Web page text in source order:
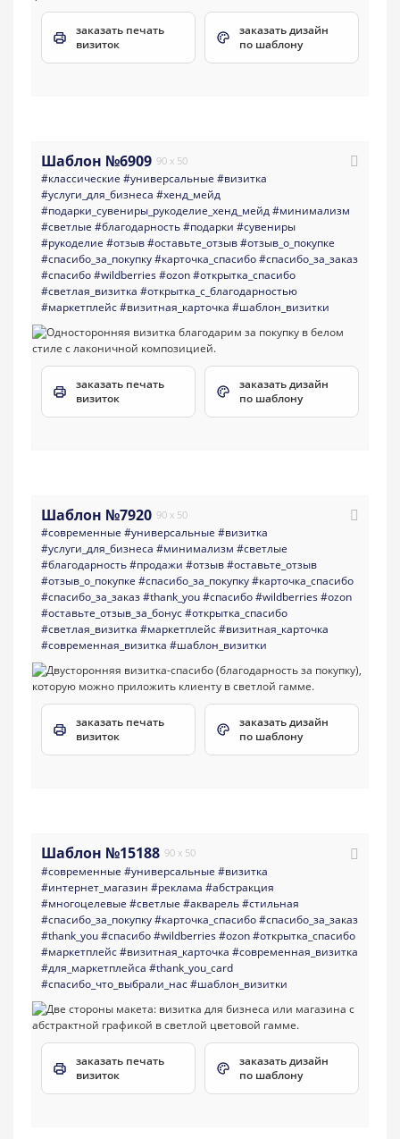
заказать печать
визиток
заказать дизайн
по шаблону
Шаблон №6909 90 x 50
#классические #универсальные #визитка
#услуги_для_бизнеса #хенд_мейд
#подарки_сувениры_рукоделие_хенд_мейд#минимализм
#светлые #благодарность#подарки #сувениры
#рукоделие #отзыв#оставьте_отзыв#отзыв_о_покупке
#спасибо_за_покупку#карточка_спасибо#спасибо_за_заказ
#спасибо#wildberries#ozon#открытка_спасибо
#светлая_визитка #открытка_с_благодарностью
#маркетплейс#визитная_карточка #шаблон_визитки
заказать печать
визиток
заказать дизайн
по шаблону
Шаблон №7920 90 x 50
#современные #универсальные #визитка
#услуги_для_бизнеса #минимализм #светлые
#благодарность#продажи #отзыв#оставьте_отзыв
#отзыв_о_покупке #спасибо_за_покупку#карточка_спасибо
#спасибо_за_заказ#thank_you#спасибо#wildberries#ozon
#оставьте_отзыв_за_бонус#открытка_спасибо
#светлая_визитка #маркетплейс#визитная_карточка
#современная_визитка #шаблон_визитки
заказать печать
визиток
заказать дизайн
по шаблону
Шаблон №15188 90 x 50
#современные #универсальные #визитка
#интернет_магазин #реклама #абстракция
#многоцелевые #светлые #акварель#стильная
#спасибо_за_покупку#карточка_спасибо#спасибо_за_заказ
#thank_you#спасибо#wildberries#ozon#открытка_спасибо
#маркетплейс#визитная_карточка #современная_визитка
#для_маркетплейса #thank_you_card
#спасибо_что_выбрали_нас#шаблон_визитки
заказать печать
визиток
заказать дизайн
по шаблону